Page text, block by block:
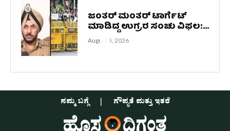
ಜಂತರ್ ಮಂತರ್ ಟಾರ್ಗೆಟ್
ಮಾಡಿದ್ದ ಉಗ್ರರ ಸಂಚು ವಿಫಲ:...
August 5, 2026
ನಮ್ಮ ಬಗ್ಗೆ ಗೌಪ್ಯತೆ ಮತ್ತು ಇತರೆ